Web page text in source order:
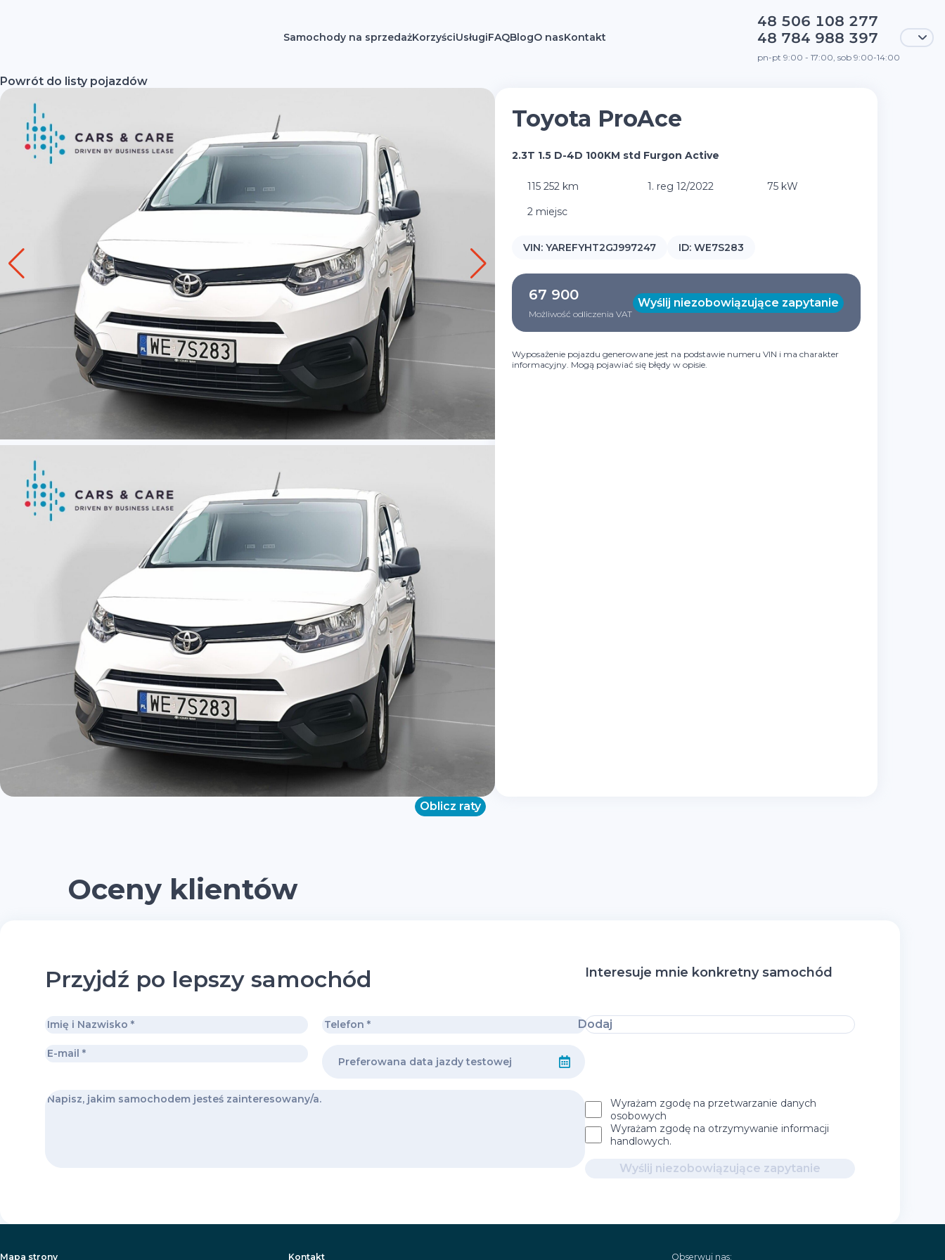
Samochody na sprzedażKorzyściUsługiFAQBlogO nasKontakt
48 506 108 277
48 784 988 397
pn-pt 9:00 - 17:00, sob 9:00-14:00
Powrót do listy pojazdów
Toyota ProAce
2.3T 1.5 D-4D 100KM std Furgon Active
115 252 km 1. reg 12/2022
75 kW
2 miejsc
VIN: YAREFYHT2GJ997247 ID: WE7S283
67 900
Możliwość odliczenia VAT
Wyślij niezobowiązujące zapytanie
Wyposażenie pojazdu generowane jest na podstawie numeru VIN i ma charakter
informacyjny. Mogą pojawiać się błędy w opisie.
Oblicz raty
Oceny klientów
Przyjdź po lepszy samochód Interesuje mnie konkretny samochód
Dodaj
Wyrażam zgodę na przetwarzanie danych
osobowych
Wyrażam zgodę na otrzymywanie informacji
handlowych.
Wyślij niezobowiązujące zapytanie
Mapa strony Kontakt Obserwuj nas: